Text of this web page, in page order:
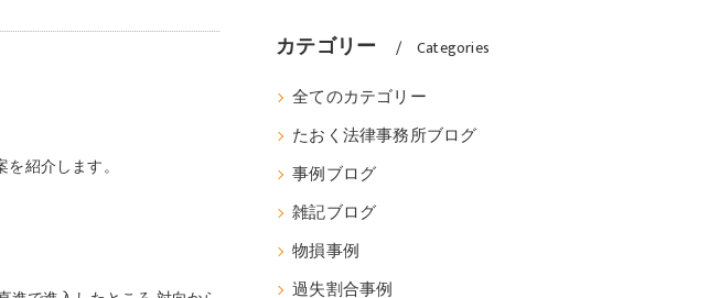
紹介します。
カテゴリー Categories
全てのカテゴリー
たおく法律事務所ブログ
事例ブログ
雑記ブログ
物損事例
過失割合事例